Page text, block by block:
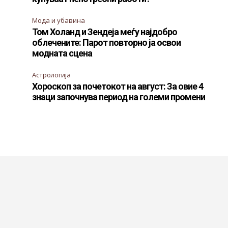
Мода и убавина
Том Холанд и Зендеја меѓу најдобро
облечените: Парот повторно ја освои
модната сцена
Астрологија
Хороскоп за почетокот на август: За овие 4
знаци започнува период на големи промени